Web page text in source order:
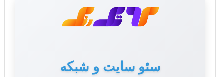
سئو سایت و شبکه
تولید محتوا برای سایت